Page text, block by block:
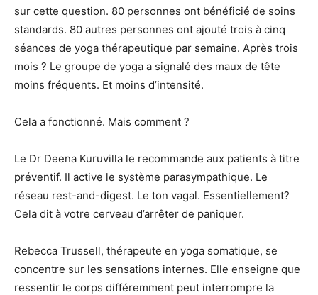
sur cette question. 80 personnes ont bénéficié de soins
standards. 80 autres personnes ont ajouté trois à cinq
séances de yoga thérapeutique par semaine. Après trois
mois ? Le groupe de yoga a signalé des maux de tête
moins fréquents. Et moins d’intensité.
Cela a fonctionné. Mais comment ?
Le Dr Deena Kuruvilla le recommande aux patients à titre
préventif. Il active le système parasympathique. Le
réseau rest-and-digest. Le ton vagal. Essentiellement?
Cela dit à votre cerveau d’arrêter de paniquer.
Rebecca Trussell, thérapeute en yoga somatique, se
concentre sur les sensations internes. Elle enseigne que
ressentir le corps différemment peut interrompre la